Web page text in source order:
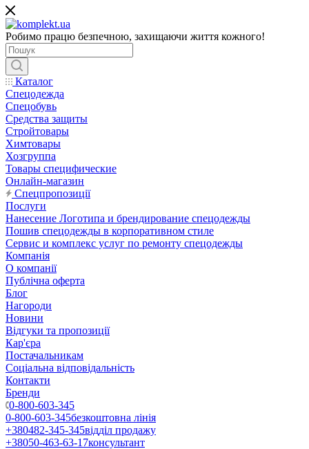
Робимо працю безпечною, захищаючи життя кожного!
Каталог
Спецодежда
Спецобувь
Средства защиты
Стройтовары
Химтовары
Хозгруппа
Товары специфические
Онлайн-магазин
Спецпропозиції
Послуги
Нанесение Логотипа и брендирование спецодежды
Пошив спецодежды в корпоративном стиле
Сервис и комплекс услуг по ремонту спецодежды
Компанія
О компанії
Публічна оферта
Блог
Нагороди
Новини
Відгуки та пропозиції
Кар'єра
Постачальникам
Соціальна відповідальність
Контакти
Бренди
0-800-603-345
0-800-603-345безкоштовна лінія
+380482-345-345відділ продажу
+38050-463-63-17консультант